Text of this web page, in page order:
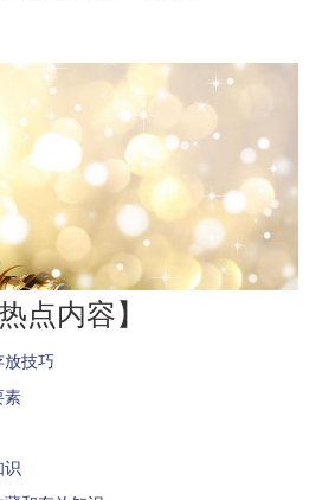
热点内容】
放技巧
素
识